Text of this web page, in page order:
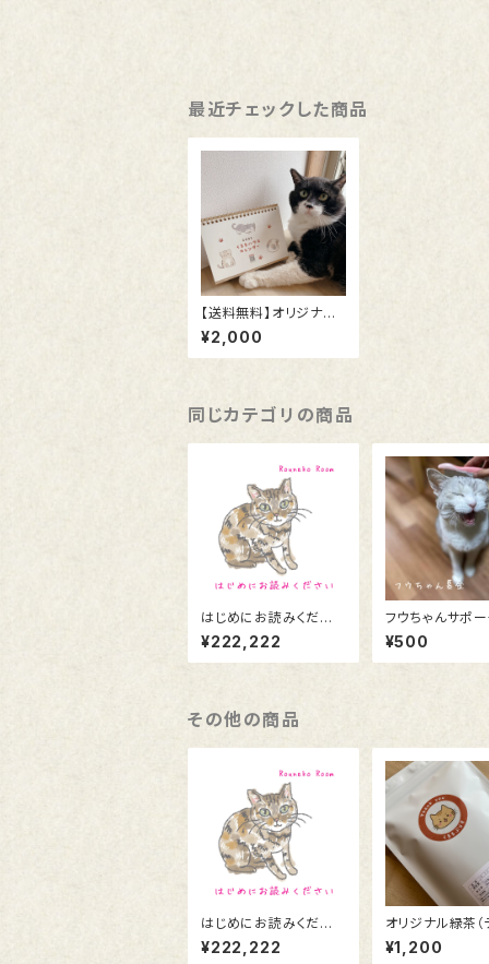
最近チェックした商品
【送料無料】オリジナル
卓上カレンダー 2025
¥2,000
同じカテゴリの商品
はじめにお読みくださ
い
¥222,222
フウちゃんサポ
¥500
その他の商品
はじめにお読みくださ
い
¥222,222
オリジナル緑茶（
バッグ12袋入）
¥1,200